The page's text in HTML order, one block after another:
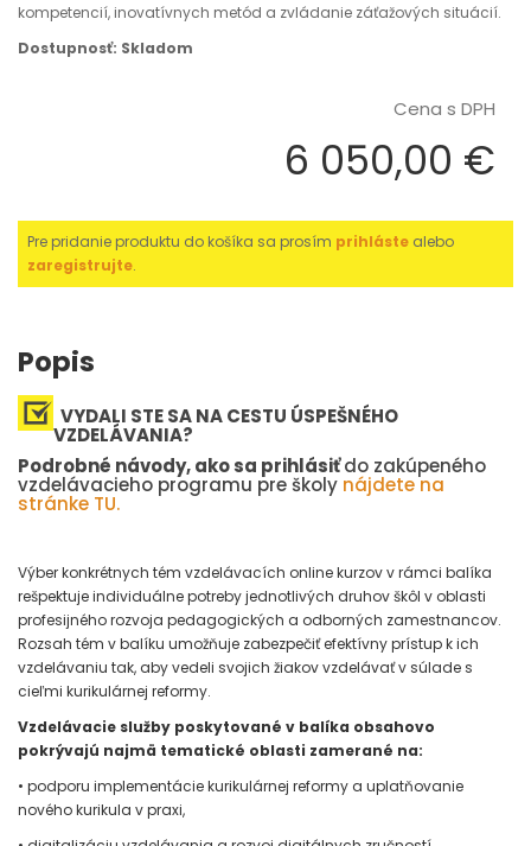
kompetencií, inovatívnych metód a zvládanie záťažových situácií.
Dostupnosť: Skladom
Cena s DPH
6 050,00 €
Pre pridanie produktu do košíka sa prosím prihláste alebo
zaregistrujte.
Popis
VYDALI STE SA NA CESTU ÚSPEŠNÉHO
VZDELÁVANIA?
Podrobné návody, ako sa prihlásiťdo zakúpeného
vzdelávacieho programu pre školy nájdete na
stránke TU.
Výber konkrétnych tém vzdelávacích online kurzov v rámci balíka
rešpektuje individuálne potreby jednotlivých druhov škôl v oblasti
profesijného rozvoja pedagogických a odborných zamestnancov.
Rozsah tém v balíku umožňuje zabezpečiť efektívny prístup k ich
vzdelávaniu tak, aby vedeli svojich žiakov vzdelávať v súlade s
cieľmi kurikulárnej reformy.
Vzdelávacie služby poskytované v balíka obsahovo
pokrývajú najmä tematické oblasti zamerané na:
• podporu implementácie kurikulárnej reformy a uplatňovanie
nového kurikula v praxi,